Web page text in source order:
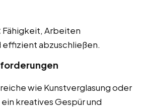
Fähigkeit, Arbeiten
abzuschließen.
wie Kunstverglasung oder
kreatives Gespür und